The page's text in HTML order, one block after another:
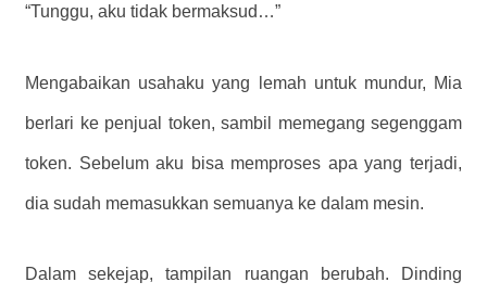
“Tunggu, aku tidak bermaksud…”
Mengabaikan usahaku yang lemah untuk mundur, Mia
berlari ke penjual token, sambil memegang segenggam
token. Sebelum aku bisa memproses apa yang terjadi,
dia sudah memasukkan semuanya ke dalam mesin.
Dalam sekejap, tampilan ruangan berubah. Dinding